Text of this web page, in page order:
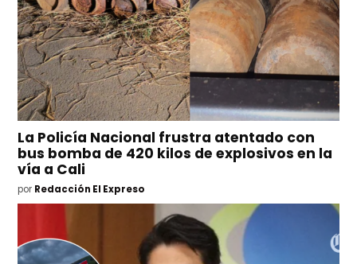
La Policía Nacional frustra atentado con
bus bomba de 420 kilos de explosivos en la
vía a Cali
por Redacción El Expreso